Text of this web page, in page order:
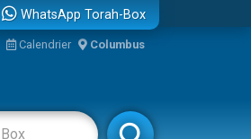
WhatsApp Torah-Box
Calendrier Columbus
Rabbanim